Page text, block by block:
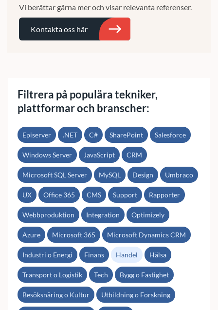
Vi berättar gärna mer och visar relevanta referenser.
Kontakta oss här
Filtrera på populära tekniker,
plattformar och branscher:
Episerver .NET C# SharePoint Salesforce
Windows Server JavaScript CRM
Microsoft SQL Server MySQL Design Umbraco
UX Office 365 CMS Support Rapporter
Webbproduktion Integration Optimizely
Azure Microsoft 365 Microsoft Dynamics CRM
Industri o Energi Finans Handel Hälsa
Transport o Logistik Tech Bygg o Fastighet
Besöksnäring o Kultur Utbildning o Forskning